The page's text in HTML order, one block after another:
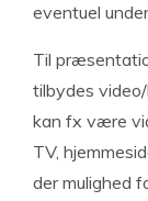
eventuel
Til
tilbydes
kan fx være
TV,
der mulighed